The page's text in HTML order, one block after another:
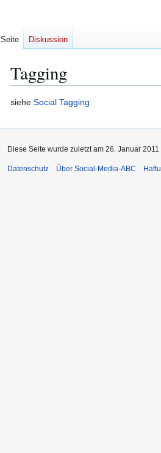
Tagging
Zur
springen
Zur
springen
siehe Social Tagging
Seite Diskussion
Diese Seite wurde zuletzt am 26. Januar
Datenschutz Über Social-Media-ABC